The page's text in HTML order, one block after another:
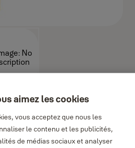
un point de fermeture
aimez les cookies
vous acceptez que nous les
le contenu et les publicités,
de médias sociaux et analyser